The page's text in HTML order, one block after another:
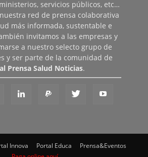
servicios públicos, etc…
red de prensa colaborativa
más informada, sustentable e
invitamos a las empresas y
a nuestro selecto grupo de
y ser parte de la comunidad de
Prensa Salud Noticias.
Innova Portal Educa
Prensa&Eventos